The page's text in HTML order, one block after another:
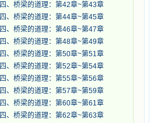
四、桥梁的道理：第42章~第43章
四、桥梁的道理：第44章~第45章
四、桥梁的道理：第46章~第47章
四、桥梁的道理：第48章~第49章
四、桥梁的道理：第50章~第51章
四、桥梁的道理：第52章~第54章
四、桥梁的道理：第55章~第56章
四、桥梁的道理：第57章~第59章
四、桥梁的道理：第60章~第61章
四、桥梁的道理：第62章~第63章